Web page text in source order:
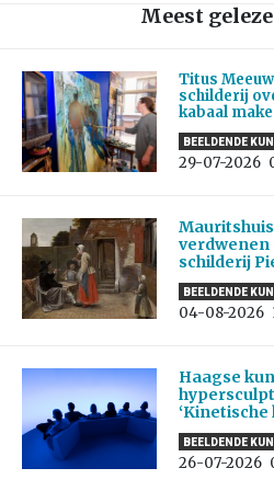
Meest
Titus
schilderij
kabaal
BEELDENDE
29-07-2026
verdwenen
schilderij
BEELDENDE
04-08-2026
Haagse
‘Kinetische
BEELDENDE
26-07-2026